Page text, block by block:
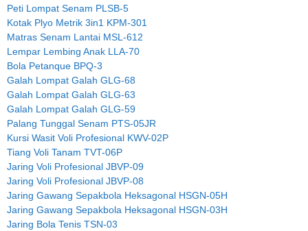
Peti Lompat Senam PLSB-5
Kotak Plyo Metrik 3in1 KPM-301
Matras Senam Lantai MSL-612
Lempar Lembing Anak LLA-70
Bola Petanque BPQ-3
Galah Lompat Galah GLG-68
Galah Lompat Galah GLG-63
Galah Lompat Galah GLG-59
Palang Tunggal Senam PTS-05JR
Kursi Wasit Voli Profesional KWV-02P
Tiang Voli Tanam TVT-06P
Jaring Voli Profesional JBVP-09
Jaring Voli Profesional JBVP-08
Jaring Gawang Sepakbola Heksagonal HSGN-05H
Jaring Gawang Sepakbola Heksagonal HSGN-03H
Jaring Bola Tenis TSN-03